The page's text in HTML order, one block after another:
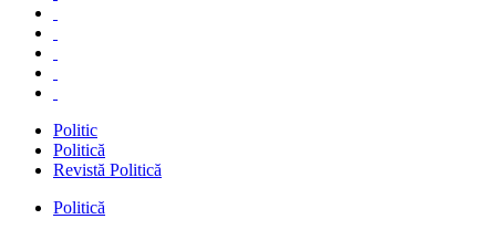
Politic
Politică
Revistă Politică
Politică